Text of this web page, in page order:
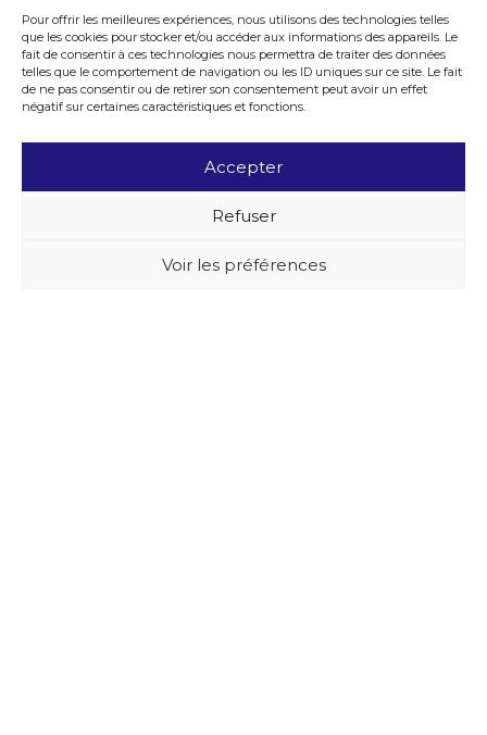
Pour offrir les meilleures expériences, nous utilisons des technologies telles
que les cookies pour stocker et/ou accéder aux informations des appareils. Le
fait de consentir à ces technologies nous permettra de traiter des données
telles que le comportement de navigation ou les ID uniques sur ce site. Le fait
de ne pas consentir ou de retirer son consentement peut avoir un effet
négatif sur certaines caractéristiques et fonctions.
Accepter
Refuser
Voir les préférences